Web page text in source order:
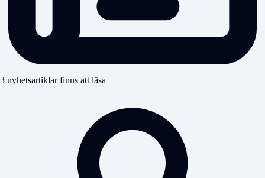
3 nyhetsartiklar finns att läsa